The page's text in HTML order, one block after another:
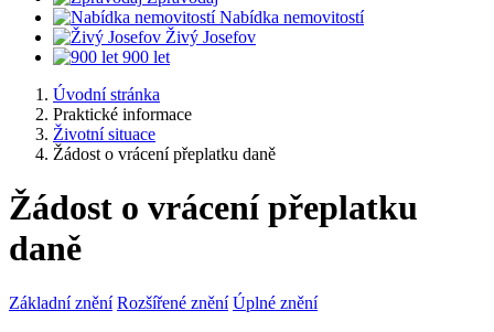
Nabídka nemovitostí
Živý Josefov
900 let
Úvodní stránka
Praktické informace
Životní situace
Žádost o vrácení přeplatku daně
Žádost o vrácení přeplatku
daně
Základní znění Rozšířené znění Úplné znění